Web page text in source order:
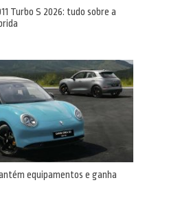
Turbo S 2026: tudo sobre a
equipamentos e ganha